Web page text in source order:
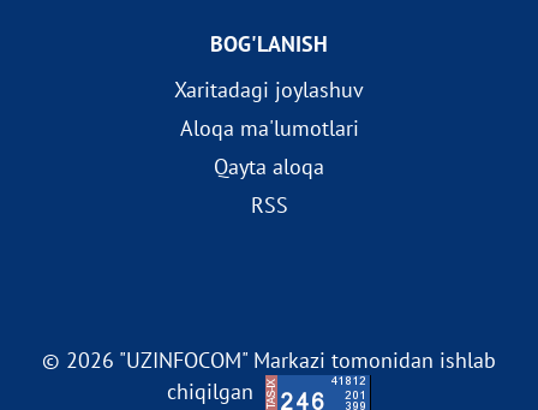
BOG'LANISH
Xaritadagi joylashuv
Aloqa ma'lumotlari
Qayta aloqa
RSS
© 2026 "UZINFOCOM" Markazi tomonidan ishlab
chiqilgan